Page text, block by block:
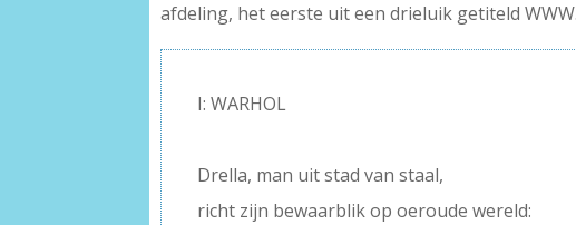
afdeling, het eerste uit een drieluik getiteld
I: WARHOL
Drella, man uit stad van staal,
richt zijn bewaarblik op oeroude wereld: